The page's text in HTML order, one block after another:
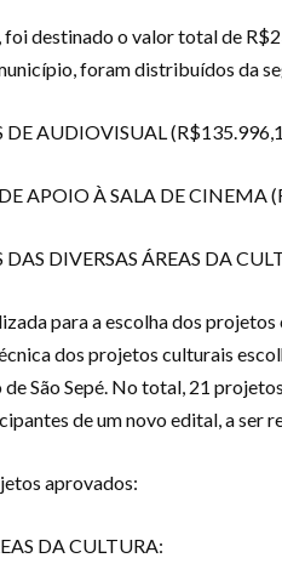
foi destinado o valor total de
foram distribuídos da
DE AUDIOVISUAL
APOIO À SALA DE CINEMA
DAS DIVERSAS ÁREAS DA
para a escolha dos
dos projetos culturais
de São Sepé. No total, 21
de um novo edital, a ser
aprovados:
DA CULTURA: